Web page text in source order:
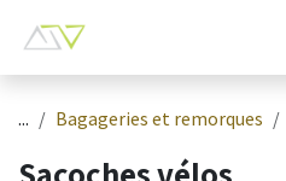
... Bagageries et remorques